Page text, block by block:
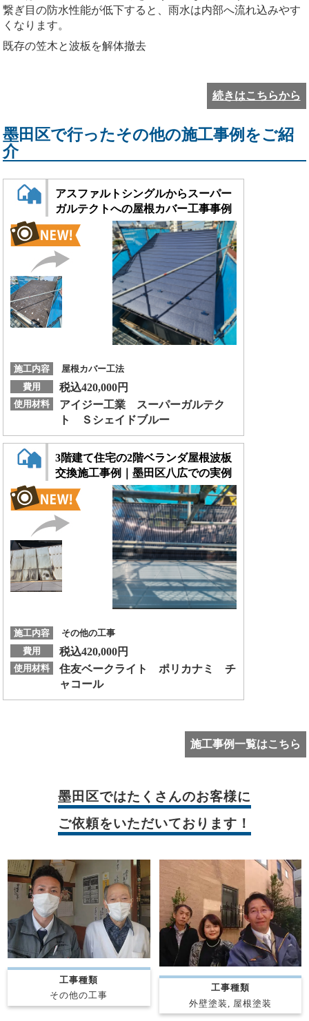
繋ぎ目の防水性能が低下すると、雨水は内部へ流れ込みやす
くなります。
既存の笠木と波板を解体撤去
続きはこちらから
墨田区で行ったその他の施工事例をご紹
介
アスファルトシングルからスーパー
ガルテクトへの屋根カバー工事事例
施工内容
屋根カバー工法
費用
税込420,000円
使用材料
アイジー工業 スーパーガルテク
ト Ｓシェイドブルー
3階建て住宅の2階ベランダ屋根波板
交換施工事例｜墨田区八広での実例
施工内容
その他の工事
費用
税込420,000円
使用材料
住友ベークライト ポリカナミ チ
ャコール
施工事例一覧はこちら
墨田区ではたくさんのお客様に
ご依頼をいただいております！
工事種類
その他の工事
工事種類
外壁塗装, 屋根塗装